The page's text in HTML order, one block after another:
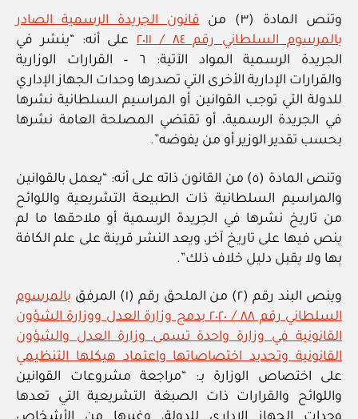
وتنص المادة (٣) من
قانون الجريدة الرسمية الصادر
بالمرسوم السلطاني رقم ٨٤ / ٢٠١١
على أنه: “ينشر في
الجريدة الرسمية المواد الآتية: ٦ – القرارات الوزارية
والقرارات الإدارية الأخرى التي تصدرها وحدات الجهاز الإداري
للدولة التي توجب القوانين أو المراسيم السلطانية نشرها
في الجريدة الرسمية، أو تقتضي المصلحة العامة نشرها
بحسب تقدير الوزير أو من يفوضه”.
وتنص المادة (٥) من القانون ذاته على أنه: “يعمل بالقوانين
والمراسيم السلطانية ذات الطبيعة التشريعية واللوائح
من تاريخ نشرها في الجريدة الرسمية أو ملاحقها ما لم
ينص فيها على تاريخ آخر، ويعد النشر قرينة على علم الكافة
بها ولا يقبل دليل خلاف ذلك”.
وينص البند رقم (٢) من الملحق رقم (١) المرفق
بالمرسوم
السلطاني رقم ٨٨ / ٢٠٢٠ بدمج وزارة العدل ووزارة الشؤون
القانونية في وزارة واحدة تسمى وزارة العدل والشؤون
القانونية وتحديد اختصاصاتها واعتماد هيكلها التنظيمي
على اختصاص الوزارة بـ: “مراجعة مشروعات القوانين
واللوائح والقرارات ذات الصبغة التشريعية التي تعدها